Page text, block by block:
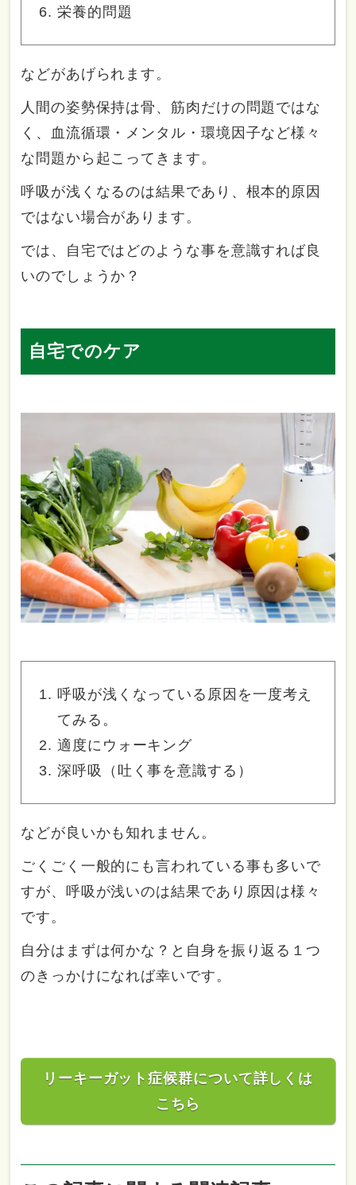
栄養的問題
などがあげられます。
人間の姿勢保持は骨、筋肉だけの問題ではな
く、血流循環・メンタル・環境因子など様々
な問題から起こってきます。
呼吸が浅くなるのは結果であり、根本的原因
ではない場合があります。
では、自宅ではどのような事を意識すれば良
いのでしょうか？
自宅でのケア
呼吸が浅くなっている原因を一度考え
てみる。
適度にウォーキング
深呼吸（吐く事を意識する）
などが良いかも知れません。
ごくごく一般的にも言われている事も多いで
すが、呼吸が浅いのは結果であり原因は様々
です。
自分はまずは何かな？と自身を振り返る１つ
のきっかけになれば幸いです。
リーキーガット症候群について詳しくは
こちら